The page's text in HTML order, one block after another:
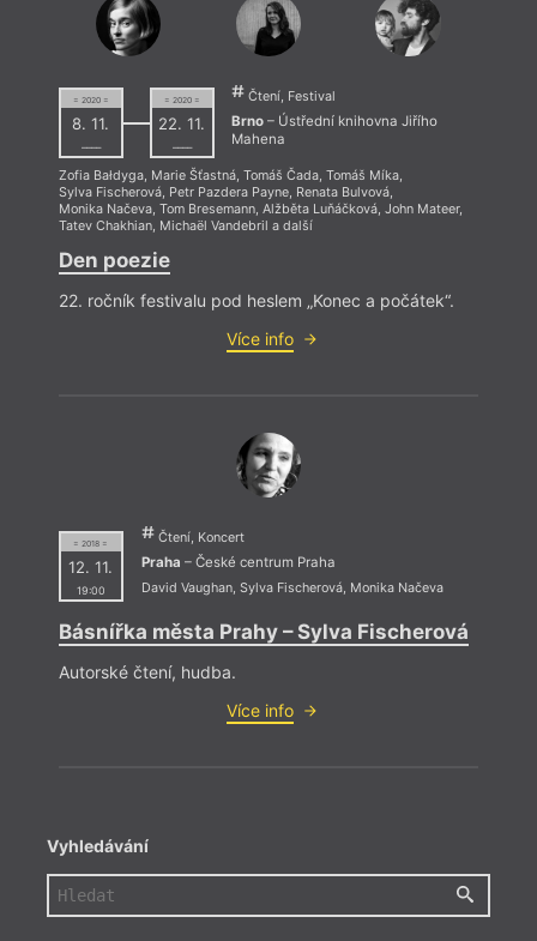
= 2020 =
8. 11.
––––
= 2020 =
22. 11.
––––
Čtení, Festival
Brno– Ústřední knihovna Jiřího
Mahena
Zofia Bałdyga, Marie Šťastná, Tomáš Čada, Tomáš Míka,
Sylva Fischerová, Petr Pazdera Payne, Renata Bulvová,
Monika Načeva, Tom Bresemann, Alžběta Luňáčková, John Mateer,
Tatev Chakhian, Michaël Vandebril a další
Den poezie
22. ročník festivalu pod heslem „Konec a počátek“.
Více info
= 2018 =
12. 11.
19:00
Čtení, Koncert
Praha – České centrum Praha
David Vaughan, Sylva Fischerová, Monika Načeva
Básnířka města Prahy – Sylva Fischerová
Autorské čtení, hudba.
Více info
Vyhledávání